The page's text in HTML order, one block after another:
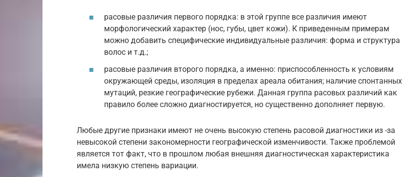
расовые различия первого порядка: в этой группе все различия имеют
морфологический характер (нос, губы, цвет кожи). К приведенным примерам
можно добавить специфические индивидуальные различия: форма и структура
волос и т.д.;
расовые различия второго порядка, а именно: приспособленность к условиям
окружающей среды, изоляция в пределах ареала обитания; наличие спонтанных
мутаций, резкие географические рубежи. Данная группа расовых различий как
правило более сложно диагностируется, но существенно дополняет первую.
Любые другие признаки имеют не очень высокую степень расовой диагностики из -за
невысокой степени закономерности географической изменчивости. Также проблемой
является тот факт, что в прошлом любая внешняя диагностическая характеристика
имела низкую степень вариации.